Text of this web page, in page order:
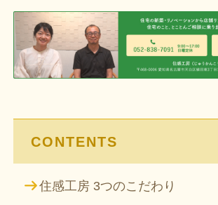
ビ
ゲ
ー
シ
CONTENTS
住感工房 3つのこだわり